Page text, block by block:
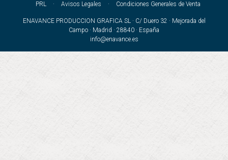
PRL
· Avisos Legales · Condiciones Generales de Venta
ENAVANCE PRODUCCION GRAFICA SL · C/ Duero 32 · Mejorada del
Campo · Madrid · 28840 · España
info@enavance.es